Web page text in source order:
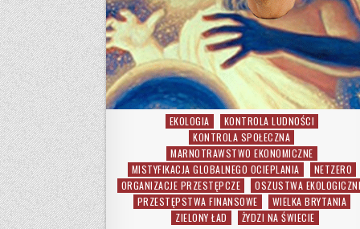
Posted in
EKOLOGIA
KONTROLA LUDNOŚCI
KONTROLA SPOŁECZNA
MARNOTRAWSTWO EKONOMICZNE
MISTYFIKACJA GLOBALNEGO OCIEPLANIA
NETZERO
ORGANIZACJE PRZESTĘPCZE
OSZUSTWA
PRZESTĘPSTWA FINANSOWE
WIELKA BRYTANIA
ZIELONY ŁAD
ŻYDZI NA ŚWIECIE